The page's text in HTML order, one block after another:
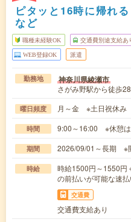
ピタッと16時に帰れ
など
職種未経験OK 交通費別途支給あ
WEB登録OK 派遣
勤務地 神奈川県綾瀬市
さがみ野駅から徒歩
曜日頻度 月～金 ※土日祝休み
時間 9:00～16:00 ※休憩は
期間 2026/09/01～長期 ※
時給
時給1500円～1550
の前払いが可能な速
交通費
交通費支給あり